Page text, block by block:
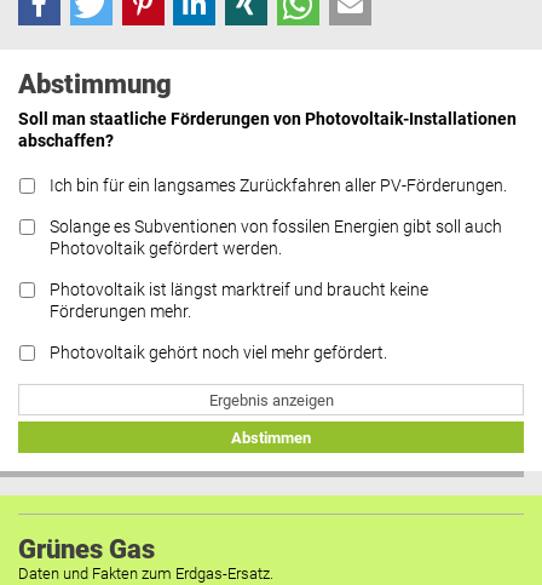
Abstimmung
Soll man staatliche Förderungen von Photovoltaik-Installationen
abschaffen?
Ich bin für ein langsames Zurückfahren aller PV-Förderungen.
Solange es Subventionen von fossilen Energien gibt soll auch
Photovoltaik gefördert werden.
Photovoltaik ist längst marktreif und braucht keine
Förderungen mehr.
Photovoltaik gehört noch viel mehr gefördert.
Ergebnis anzeigen
Abstimmen
Grünes Gas
Daten und Fakten zum Erdgas-Ersatz.